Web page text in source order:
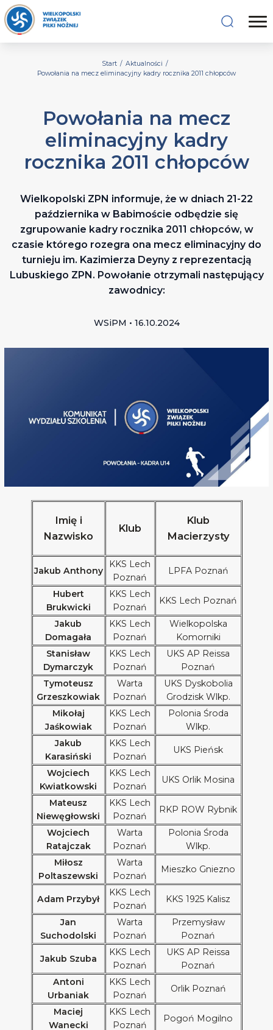
Start / Aktualności /
Powołania na mecz eliminacyjny kadry rocznika 2011 chłopców
Powołania na mecz
eliminacyjny kadry
rocznika 2011 chłopców
Wielkopolski ZPN informuje, że w dniach 21-22
października w Babimoście odbędzie się
zgrupowanie kadry rocznika 2011 chłopców, w
czasie którego rozegra ona mecz eliminacyjny do
turnieju im. Kazimierza Deyny z reprezentacją
Lubuskiego ZPN. Powołanie otrzymali następujący
zawodnicy:
WSiPM • 16.10.2024
Imię i
Nazwisko
Klub
Klub
Macierzysty
Jakub Anthony
KKS Lech
Poznań
LPFA Poznań
Hubert
Brukwicki
KKS Lech
Poznań
KKS Lech Poznań
Jakub
Domagała
KKS Lech
Poznań
Wielkopolska
Komorniki
Stanisław
Dymarczyk
KKS Lech
Poznań
UKS AP Reissa
Poznań
Tymoteusz
Grzeszkowiak
Warta
Poznań
UKS Dyskobolia
Grodzisk Wlkp.
Mikołaj
Jaśkowiak
KKS Lech
Poznań
Polonia Środa
Wlkp.
Jakub
Karasiński
KKS Lech
Poznań
UKS Pieńsk
Wojciech
Kwiatkowski
KKS Lech
Poznań
UKS Orlik Mosina
Mateusz
Niewęgłowski
KKS Lech
Poznań
RKP ROW Rybnik
Wojciech
Ratajczak
Warta
Poznań
Polonia Środa
Wlkp.
Miłosz
Poltaszewski
Warta
Poznań
Mieszko Gniezno
Adam Przybył
KKS Lech
Poznań
KKS 1925 Kalisz
Jan
Suchodolski
Warta
Poznań
Przemysław
Poznań
Jakub Szuba
KKS Lech
Poznań
UKS AP Reissa
Poznań
Antoni
Urbaniak
KKS Lech
Poznań
Orlik Poznań
Maciej
Wanecki
KKS Lech
Poznań
Pogoń Mogilno